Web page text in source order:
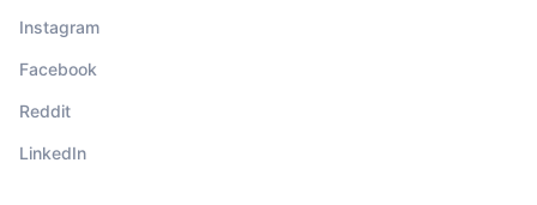
Instagram
Facebook
Reddit
LinkedIn